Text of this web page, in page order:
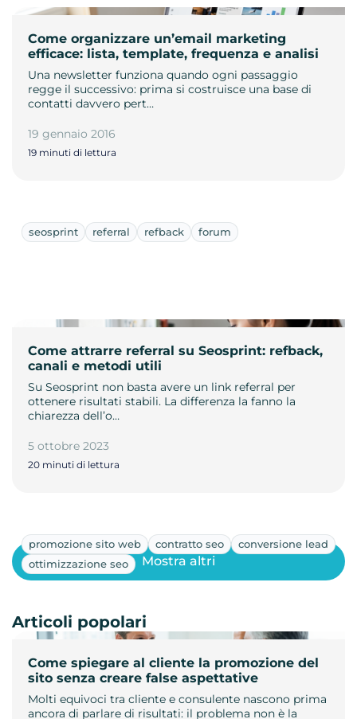
Come organizzare un’email marketing
efficace: lista, template, frequenza e analisi
Una newsletter funziona quando ogni passaggio
regge il successivo: prima si costruisce una base di
contatti davvero pert…
19 gennaio 2016
19 minuti di lettura
seosprint referral refback forum
Come attrarre referral su Seosprint: refback,
canali e metodi utili
Su Seosprint non basta avere un link referral per
ottenere risultati stabili. La differenza la fanno la
chiarezza dell’o…
5 ottobre 2023
20 minuti di lettura
promozione sito web contratto seo
conversione lead
ottimizzazione seo
Come spiegare al cliente la promozione del
sito senza creare false aspettative
Molti equivoci tra cliente e consulente nascono prima
ancora di parlare di risultati: il problema non è la
Mostra altri
Articoli popolari